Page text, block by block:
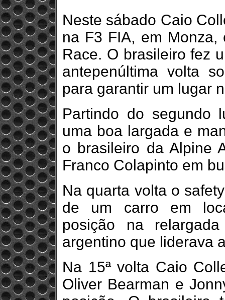
Neste sábado Caio
na F3 FIA, em
Race. O brasileiro fez
antepenúltima volta
para garantir um lugar
Partindo do segundo
uma boa largada e
o brasileiro da Alpine
Franco Colapinto em
Na quarta volta o
de um carro em
posição na
argentino que liderava
Na 15ª volta Caio
Oliver Bearman e